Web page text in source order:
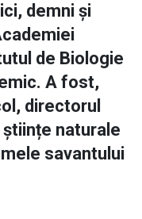
demni și
de Biologie
A fost,
directorul
naturale
savantului